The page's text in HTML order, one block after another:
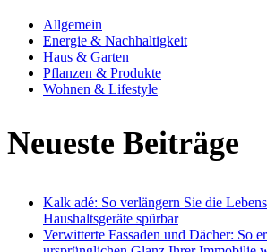
Allgemein
Energie & Nachhaltigkeit
Haus & Garten
Pflanzen & Produkte
Wohnen & Lifestyle
Neueste Beiträge
Kalk adé: So verlängern Sie die
Haushaltsgeräte spürbar
Verwitterte Fassaden und Dächer: So